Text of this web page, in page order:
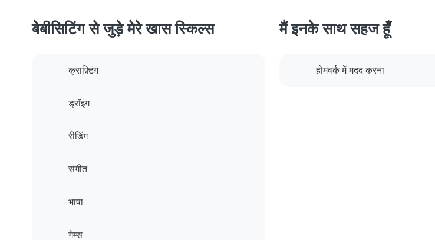
बेबीसिटिंग से जुड़े मेरे खास स्किल्स
क्राफ़्टिंग
ड्रॉइंग
रीडिंग
संगीत
भाषा
गेम्स
मैं इनके साथ सहज हूँ
होमवर्क में मदद करना